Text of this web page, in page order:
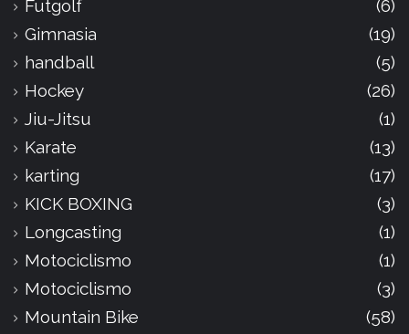
Futgolf
(6)
Gimnasia
(19)
handball
(5)
Hockey
(26)
Jiu-Jitsu
(1)
Karate
(13)
karting
(17)
KICK BOXING
(3)
Longcasting
(1)
Motociclismo
(1)
Motociclismo
(3)
Mountain Bike
(58)